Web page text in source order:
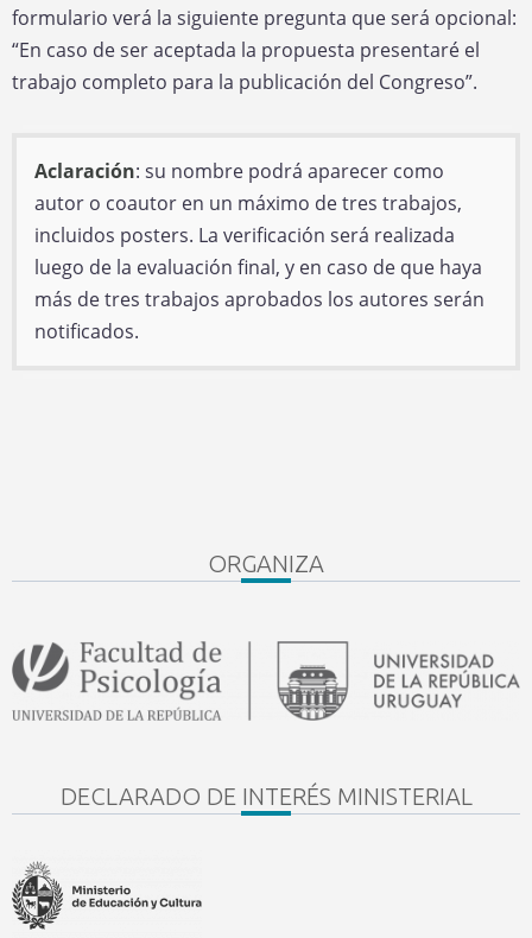
formulario verá la siguiente pregunta que será opcional:
“En caso de ser aceptada la propuesta presentaré el
trabajo completo para la publicación del Congreso”.
Aclaración: su nombre podrá aparecer como
autor o coautor en un máximo de tres trabajos,
incluidos posters. La verificación será realizada
luego de la evaluación final, y en caso de que haya
más de tres trabajos aprobados los autores serán
notificados.
ORGANIZA
DECLARADO DE INTERÉS MINISTERIAL